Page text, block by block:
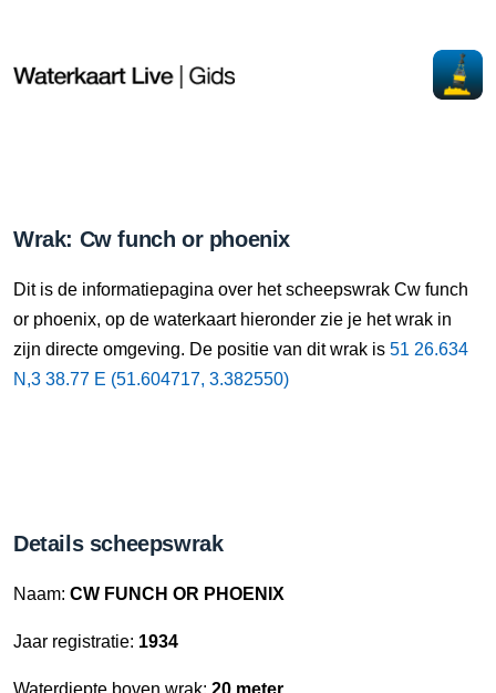
Wrak: Cw funch or phoenix
Dit is de informatiepagina over het scheepswrak Cw funch
or phoenix, op de waterkaart hieronder zie je het wrak in
zijn directe omgeving. De positie van dit wrak is 51 26.634
N,3 38.77 E (51.604717, 3.382550)
Details scheepswrak
Naam: CW FUNCH OR PHOENIX
Jaar registratie: 1934
Waterdiepte boven wrak: 20 meter